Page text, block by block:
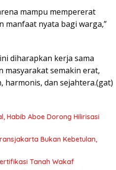
mampu mempererat
nyata bagi warga,”
diharapkan kerja sama
masyarakat semakin erat,
dan sejahtera.(gat)
Habib Aboe Dorong Hilirisasi
Bukan Kebetulan,
Tanah Wakaf